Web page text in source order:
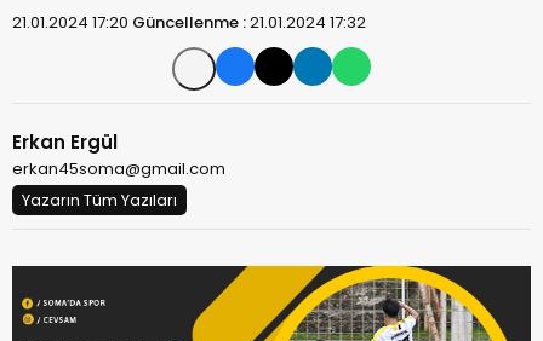
21.01.2024 17:20 Güncellenme :21.01.2024 17:32
Erkan Ergül
erkan45soma@gmail.com
Yazarın Tüm Yazıları